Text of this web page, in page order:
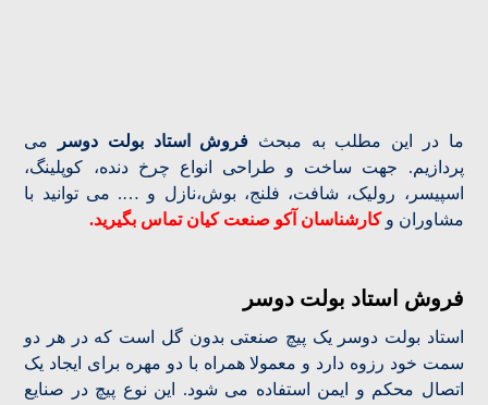
ما در این مطلب به مبحث فروش استاد بولت دوسر می
پردازیم. جهت ساخت و طراحی انواع چرخ دنده، کوپلینگ،
اسپیسر، رولیک، شافت، فلنج، بوش،نازل و …. می توانید با
مشاوران وکارشناسان آکو صنعت کیان تماس بگیرید.
فروش استاد بولت دوسر
استاد بولت دوسر یک پیچ صنعتی بدون گل است که در هر دو
سمت خود رزوه دارد و معمولا همراه با دو مهره برای ایجاد یک
اتصال محکم و ایمن استفاده می شود. این نوع پیچ در صنایع